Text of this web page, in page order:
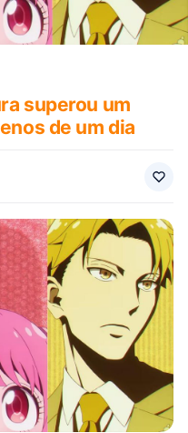
superou um
de um dia